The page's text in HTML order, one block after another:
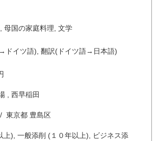
, 母国の家庭料理, 文学
ドイツ語), 翻訳(ドイツ語→日本語)
, 西早稲田
東京都 豊島区
上), 一般添削 (１０年以上), ビジネス添